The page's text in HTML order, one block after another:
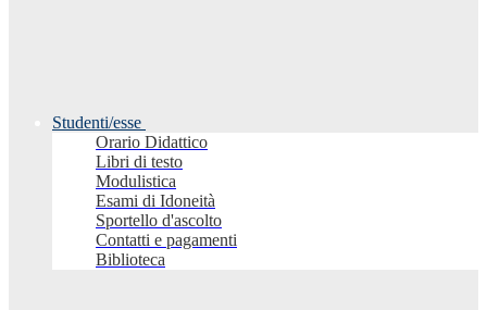
Studenti/esse
Orario Didattico
Libri di testo
Modulistica
Esami di Idoneità
Sportello d'ascolto
Contatti e pagamenti
Biblioteca